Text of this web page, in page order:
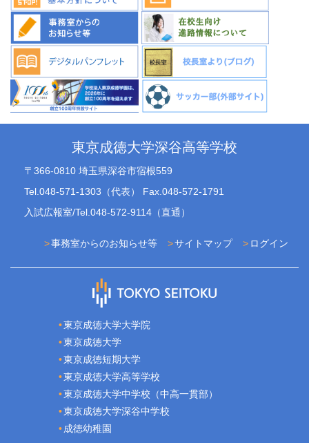
東京成徳大学深谷高等学校
〒366-0810 埼玉県深谷市宿根559
Tel.048-571-1303（代表） Fax.048-572-1791
入試広報室/Tel.048-572-9114（直通）
ログイン
サイトマップ
事務室からのお知らせ等
東京成徳大学大学院
東京成徳大学
東京成徳短期大学
東京成徳大学高等学校
東京成徳大学中学校（中高一貫部）
東京成徳大学深谷中学校
成徳幼稚園